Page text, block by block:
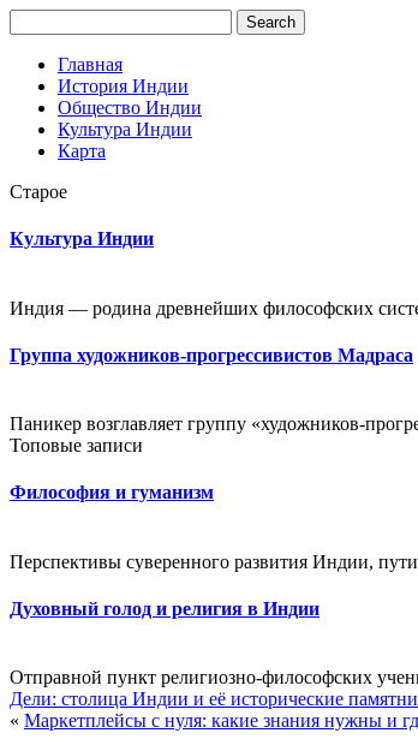
Главная
История Индии
Общество Индии
Культура Индии
Карта
Старое
Культура Индии
Индия — родина древнейших философских
Группа художников-прогрессивистов Мадраса
Паникер возглавляет группу «художников-
Топовые записи
Философия и гуманизм
Перспективы суверенного развития Индии,
Духовный голод и религия в Индии
Отправной пункт религиозно-философских
Дели: столица Индии и её исторические
« Маркетплейсы с нуля: какие знания нужны и